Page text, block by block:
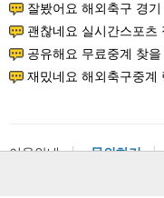
잘봤어요 해외축구 경기 일정 한눈에 보기
괜찮네요 실시간스포츠 정보 확인하기 좋아
공유해요 무료중계 찾을 때 여기가 제일 편해
재밌네요 해외축구중계 링크 찾기 쉬워서 자주
이용안내 문의하기